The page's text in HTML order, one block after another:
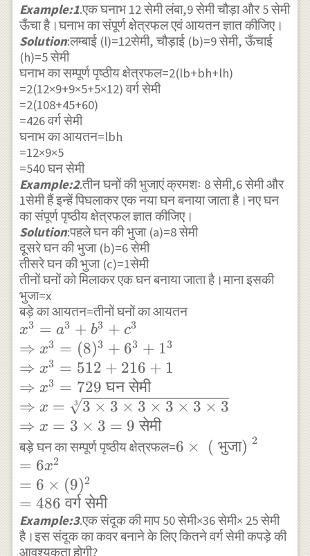
Example:1.एक घनाभ 12 सेमी लंबा,9 सेमी चौड़ा और 5 सेमी
ऊँचा है।घनाभ का संपूर्ण क्षेत्रफल एवं आयतन ज्ञात कीजिए।
Solution:लम्बाई (l)=12सेमी, चौड़ाई (b)=9 सेमी, ऊँचाई
(h)=5 सेमी
घनाभ का सम्पूर्ण पृष्ठीय क्षेत्रफल=2(lb+bh+lh)
=2(12×9+9×5+5×12) वर्ग सेमी
=2(108+45+60)
=426 वर्ग सेमी
घनाभ का आयतन=lbh
=12×9×5
=540 घन सेमी
Example:2.तीन घनों की भुजाएं क्रमशः 8 सेमी,6 सेमी और
1सेमी हैं इन्हें पिघलाकर एक नया घन बनाया जाता है।नए घन
का संपूर्ण पृष्ठीय क्षेत्रफल ज्ञात कीजिए।
Solution:पहले घन की भुजा (a)=8 सेमी
दूसरे घन की भुजा (b)=6 सेमी
तीसरे घन की भुजा (c)=1सेमी
तीनों घनों को मिलाकर एक घन बनाया जाता है।माना इसकी
भुजा=x
बड़े का आयतन=तीनों घनों का आयतन
x^{3}=a^{3}+b^{3}+c^{3}
\\ \Rightarrow x^{3}=
(8)^{3}+6^{3}+1^{3} \\
\Rightarrow
x^{3}=512+216+1 \\
\Rightarrow x^{3}=729
\text{ घन सेमी } \\
\Rightarrow x=\sqrt[3]{3
\times 3 \times 3 \times 3
\times 3 \times 3} \\
\Rightarrow x=3 \times 3
=9 \text { सेमी }
x3 = a3 + b3 + c3
⇒ x3 = (8)3 + 63 + 13
⇒ x3 = 512 + 216 + 1
⇒ x3 = 729 घन सेमी
⇒ x = 3 3 × 3 × 3 × 3 × 3 × 3
⇒ x = 3 × 3 = 9 सेमी
बड़े घन का सम्पूर्ण पृष्ठीय क्षेत्रफल=6 \times
\times(9)^{2}
\\
6 × ( भुजा) 2
= 6x2
= 6 × (9)2
= 486 वर्ग सेमी
Example:3.एक संदूक की माप 50 सेमी×36 सेमी× 25 सेमी
है।इस संदूक का कवर बनाने के लिए कितने वर्ग सेमी कपड़े की
आवश्यकता होगी?